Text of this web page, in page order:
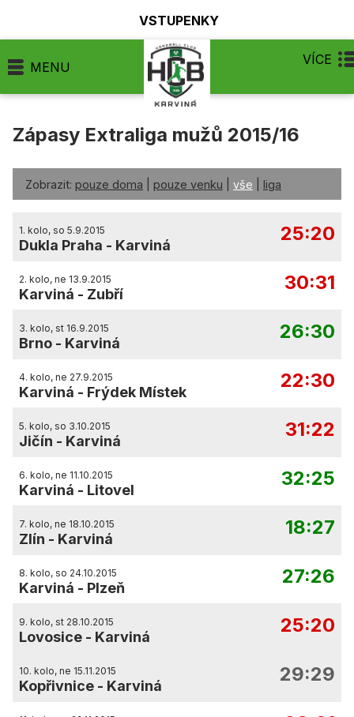
VSTUPENKY
MENU VÍCE
Zápasy Extraliga mužů 2015/16
Zobrazit: pouze doma pouze venku vše liga
1. kolo, so 5.9.2015
Dukla Praha - Karviná
25:20
2. kolo, ne 13.9.2015
Karviná - Zubří
30:31
3. kolo, st 16.9.2015
Brno - Karviná
26:30
4. kolo, ne 27.9.2015
Karviná - Frýdek Místek
22:30
5. kolo, so 3.10.2015
Jičín - Karviná
31:22
6. kolo, ne 11.10.2015
Karviná - Litovel
32:25
7. kolo, ne 18.10.2015
Zlín - Karviná
18:27
8. kolo, so 24.10.2015
Karviná - Plzeň
27:26
9. kolo, st 28.10.2015
Lovosice - Karviná
25:20
10. kolo, ne 15.11.2015
Kopřivnice - Karviná
29:29